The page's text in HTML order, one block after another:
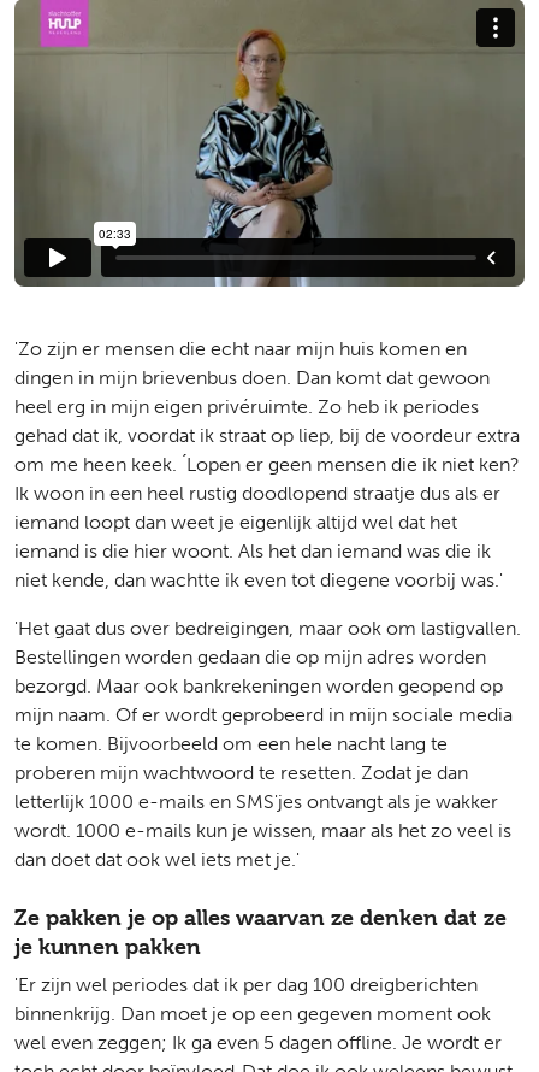
'Zo zijn er mensen die echt naar mijn huis komen en
dingen in mijn brievenbus doen. Dan komt dat gewoon
heel erg in mijn eigen privéruimte. Zo heb ik periodes
gehad dat ik, voordat ik straat op liep, bij de voordeur extra
om me heen keek. ́Lopen er geen mensen die ik niet ken?
Ik woon in een heel rustig doodlopend straatje dus als er
iemand loopt dan weet je eigenlijk altijd wel dat het
iemand is die hier woont. Als het dan iemand was die ik
niet kende, dan wachtte ik even tot diegene voorbij was.'
'Het gaat dus over bedreigingen, maar ook om lastigvallen.
Bestellingen worden gedaan die op mijn adres worden
bezorgd. Maar ook bankrekeningen worden geopend op
mijn naam. Of er wordt geprobeerd in mijn sociale media
te komen. Bijvoorbeeld om een hele nacht lang te
proberen mijn wachtwoord te resetten. Zodat je dan
letterlijk 1000 e-mails en SMS'jes ontvangt als je wakker
wordt. 1000 e-mails kun je wissen, maar als het zo veel is
dan doet dat ook wel iets met je.'
Ze pakken je op alles waarvan ze denken dat ze
je kunnen pakken
'Er zijn wel periodes dat ik per dag 100 dreigberichten
binnenkrijg. Dan moet je op een gegeven moment ook
wel even zeggen; Ik ga even 5 dagen offline. Je wordt er